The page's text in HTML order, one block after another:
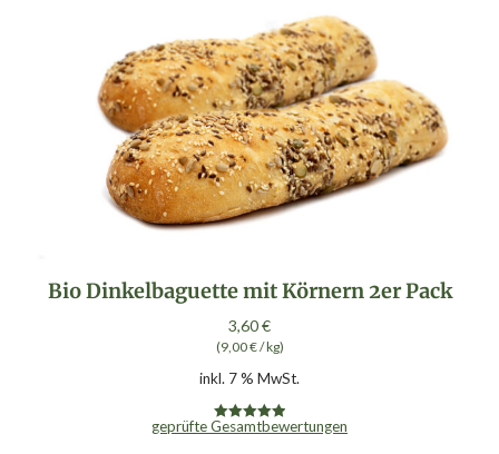
Bio Dinkelbaguette mit Körnern 2er Pack
3,60€
(9,00€/kg)
inkl. 7 % MwSt.
Bewertet mit
geprüfte Gesamtbewertungen